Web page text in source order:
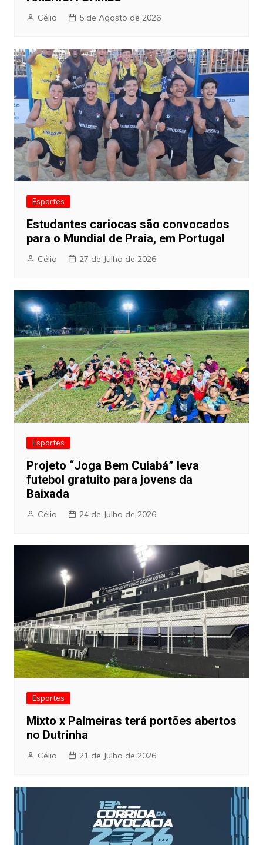
Célio 5 de Agosto de 2026
Esportes
Estudantes cariocas são convocados
para o Mundial de Praia, em Portugal
Célio 27 de Julho de 2026
Esportes
Projeto “Joga Bem Cuiabá” leva
futebol gratuito para jovens da
Baixada
Célio 24 de Julho de 2026
Esportes
Mixto x Palmeiras terá portões abertos
no Dutrinha
Célio 21 de Julho de 2026